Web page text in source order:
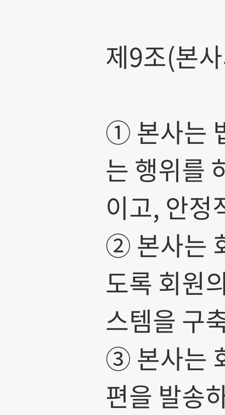
제9조(본
① 본사는
는 행위를
이고, 안정
② 본사는
도록 회원
스템을 구
③ 본사는
편을 발송